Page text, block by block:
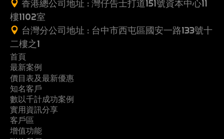
香港總公司地址 : 灣仔告士打道151號資本中心11
樓1102室
台灣分公司地址 : 台中市西屯區國安一路133號十
二樓之1
首頁
收
費
案
例
製
作
流
程
G
o
o
關
於
常
最新案例
一
頁
式
網
站
多
頁
式
網
行
業
案
價目表及最新優惠
網
站
架
設
推
薦
朋
立
即
優
知名客戶
數以千計成功案例
黃
頁
地
實用資訊分享
懶
客戶區
增值功能